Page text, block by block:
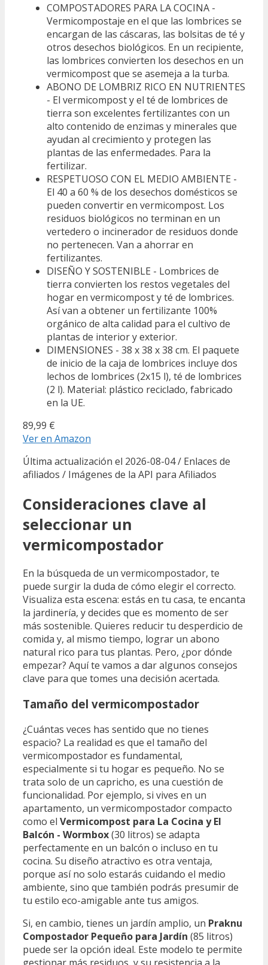
COMPOSTADORES PARA LA COCINA -
Vermicompostaje en el que las lombrices se
encargan de las cáscaras, las bolsitas de té y
otros desechos biológicos. En un recipiente,
las lombrices convierten los desechos en un
vermicompost que se asemeja a la turba.
ABONO DE LOMBRIZ RICO EN NUTRIENTES
- El vermicompost y el té de lombrices de
tierra son excelentes fertilizantes con un
alto contenido de enzimas y minerales que
ayudan al crecimiento y protegen las
plantas de las enfermedades. Para la
fertilizar.
RESPETUOSO CON EL MEDIO AMBIENTE -
El 40 a 60 % de los desechos domésticos se
pueden convertir en vermicompost. Los
residuos biológicos no terminan en un
vertedero o incinerador de residuos donde
no pertenecen. Van a ahorrar en
fertilizantes.
DISEÑO Y SOSTENIBLE - Lombrices de
tierra convierten los restos vegetales del
hogar en vermicompost y té de lombrices.
Así van a obtener un fertilizante 100%
orgánico de alta calidad para el cultivo de
plantas de interior y exterior.
DIMENSIONES - 38 x 38 x 38 cm. El paquete
de inicio de la caja de lombrices incluye dos
lechos de lombrices (2x15 l), té de lombrices
(2 l). Material: plástico reciclado, fabricado
en la UE.
89,99 €
Ver en Amazon
Última actualización el 2026-08-04 / Enlaces de
afiliados / Imágenes de la API para Afiliados
Consideraciones clave al
seleccionar un
vermicompostador
En la búsqueda de un vermicompostador, te
puede surgir la duda de cómo elegir el correcto.
Visualiza esta escena: estás en tu casa, te encanta
la jardinería, y decides que es momento de ser
más sostenible. Quieres reducir tu desperdicio de
comida y, al mismo tiempo, lograr un abono
natural rico para tus plantas. Pero, ¿por dónde
empezar? Aquí te vamos a dar algunos consejos
clave para que tomes una decisión acertada.
Tamaño del vermicompostador
¿Cuántas veces has sentido que no tienes
espacio? La realidad es que el tamaño del
vermicompostador es fundamental,
especialmente si tu hogar es pequeño. No se
trata solo de un capricho, es una cuestión de
funcionalidad. Por ejemplo, si vives en un
apartamento, un vermicompostador compacto
como el Vermicompost para La Cocina y El
Balcón - Wormbox(30 litros) se adapta
perfectamente en un balcón o incluso en tu
cocina. Su diseño atractivo es otra ventaja,
porque así no solo estarás cuidando el medio
ambiente, sino que también podrás presumir de
tu estilo eco-amigable ante tus amigos.
Si, en cambio, tienes un jardín amplio, un Praknu
Compostador Pequeño para Jardín (85 litros)
puede ser la opción ideal. Este modelo te permite